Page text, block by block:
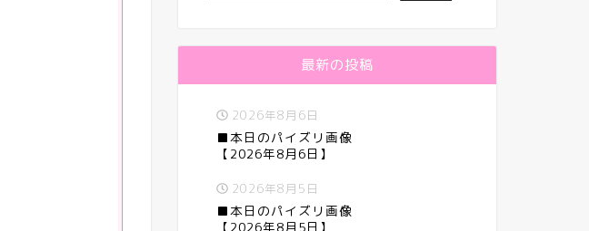
最新の投稿
2026年8月6日
■本日のパイズリ画像
【2026年8月6日】
2026年8月5日
■本日のパイズリ画像
【2026年8月5日】